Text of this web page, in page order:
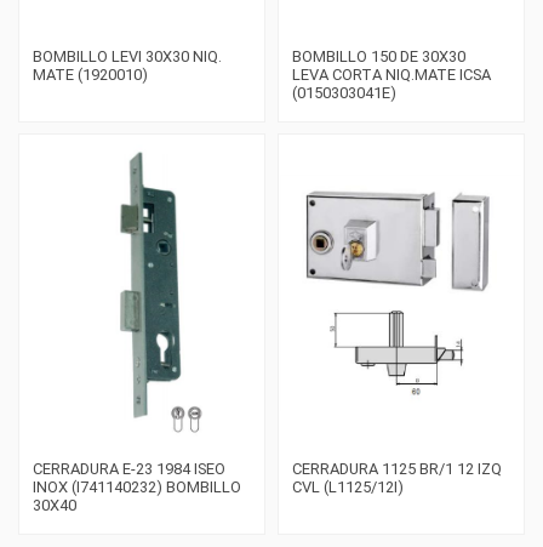
BOMBILLO LEVI 30X30 NIQ.
MATE (1920010)
BOMBILLO 150 DE 30X30
LEVA CORTA NIQ.MATE ICSA
(0150303041E)
CERRADURA E-23 1984 ISEO
INOX (I741140232) BOMBILLO
30X40
CERRADURA 1125 BR/1 12 IZQ
CVL (L1125/12I)